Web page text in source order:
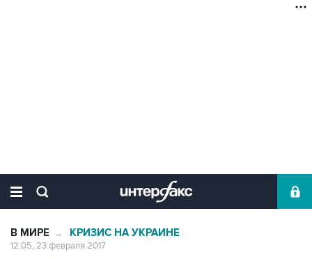
В МИРЕ → КРИЗИС НА УКРАИНЕ
12:05, 23 февраля 2017